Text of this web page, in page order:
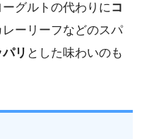
グルトの代わりにコ
レーリーフなどのスパ
リ とした味わいのも